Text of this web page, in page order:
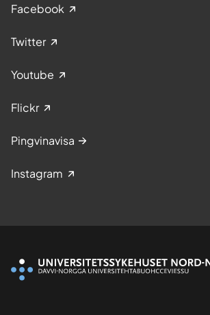
Facebook
Twitter
Youtube
Flickr
Pingvinavisa
Instagram